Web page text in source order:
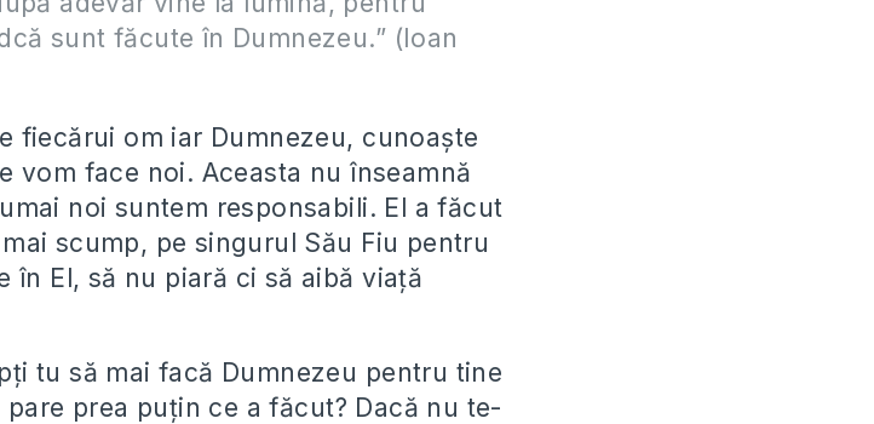
sunt făcute în Dumnezeu.” (Ioan
fiecărui om iar Dumnezeu, cunoaşte
vom face noi. Aceasta nu înseamnă
noi suntem responsabili. El a făcut
scump, pe singurul Său Fiu pentru
în El, să nu piară ci să aibă viaţă
tu să mai facă Dumnezeu pentru tine
prea puţin ce a făcut? Dacă nu te-